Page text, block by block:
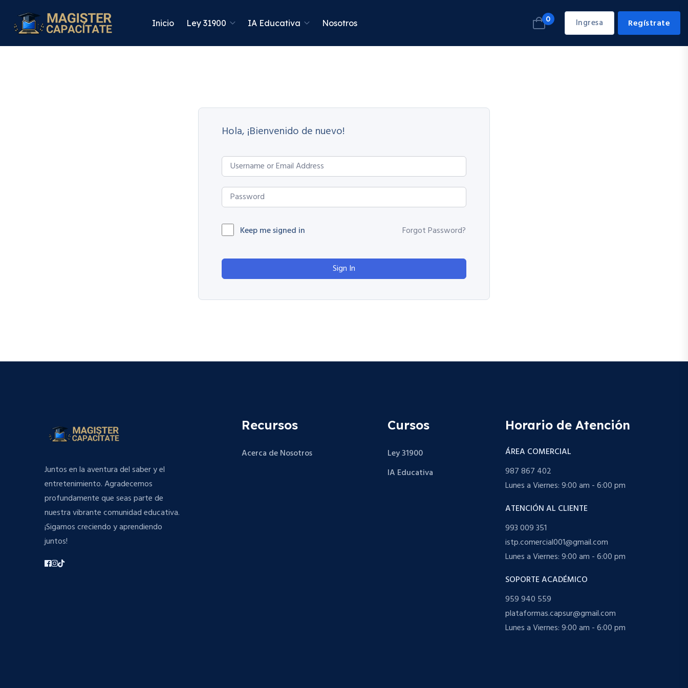
Inicio Ley 31900 IA Educativa Nosotros 0 Ingresa Regístrate
Hola, ¡Bienvenido de nuevo!
Keep me signed in Forgot Password?
Sign In
Juntos en la aventura del saber y el
entretenimiento. Agradecemos
profundamente que seas parte de
nuestra vibrante comunidad educativa.
¡Sigamos creciendo y aprendiendo
juntos!
Recursos
Acerca de Nosotros
Cursos
Ley 31900
IA Educativa
Horario de Atención
ÁREA COMERCIAL
987 867 402
Lunes a Viernes: 9:00 am - 6:00 pm
ATENCIÓN AL CLIENTE
993 009 351
istp.comercial001@gmail.com
Lunes a Viernes: 9:00 am - 6:00 pm
SOPORTE ACADÉMICO
959 940 559
plataformas.capsur@gmail.com
Lunes a Viernes: 9:00 am - 6:00 pm